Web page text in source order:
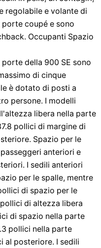
regolabile e volante di
coupé e sono
Occupanti Spazio
della 900 SE sono
di cinque
è dotato di posti a
persone. I modelli
libera nella parte
pollici di margine di
Spazio per le
anteriori e
I sedili anteriori
per le spalle, mentre
di spazio per le
di altezza libera
di spazio nella parte
pollici nella parte
al posteriore. I sedili